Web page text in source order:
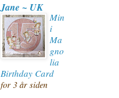
Jane ~ UK
Min
i
Ma
gno
lia
Birthday Card
for 3 år siden